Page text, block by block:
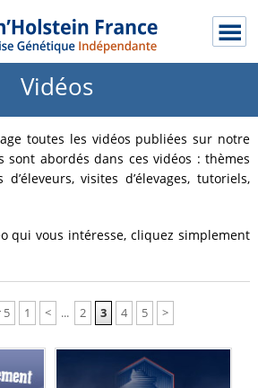
Vidéos
toutes les vidéos publiées sur notre
sont abordés dans ces vidéos : thèmes
visites d’élevages, tutoriels,
qui vous intéresse, cliquez simplement
5 1 < ... 2 3 4 5 >